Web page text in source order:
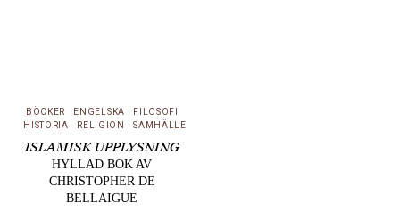
BÖCKER ENGELSKA
FILOSOFI
HISTORIA
RELIGION SAMHÄLLE
ISLAMISK UPPLYSNING
HYLLAD BOK AV
CHRISTOPHER DE
BELLAIGUE